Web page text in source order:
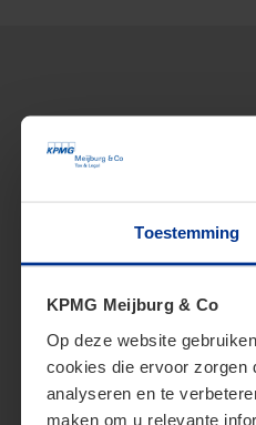
Toestemming
KPMG Meijburg & Co
Op deze website
cookies die ervoor zorgen
analyseren en te
maken om u relevante